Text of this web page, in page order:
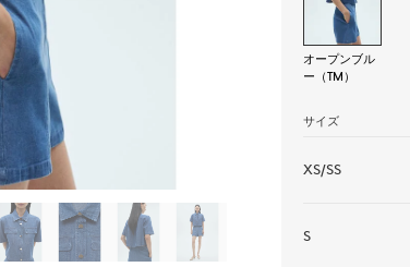
オープンブル
ー（TM）
サイズ
XS/SS
S